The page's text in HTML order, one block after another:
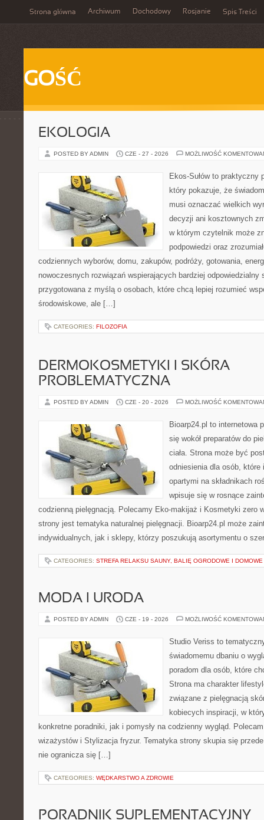
Strona główna Archiwum Dochodowy Rosjanie Spis Treści
GOŚĆ
EKOLOGIA
POSTED BY ADMIN CZE - 27 - 2026 MOŻLIWOŚĆ
Ekos-Sułów to praktyczny
który pokazuje, że
musi oznaczać wielkich
decyzji ani kosztownych
w którym czytelnik może
podpowiedzi oraz
codziennych wyborów, domu, zakupów, podróży, gotowania,
nowoczesnych rozwiązań wspierających bardziej odpowiedzialny
przygotowana z myślą o osobach, które chcą lepiej rozumieć
środowiskowe, ale […]
CATEGORIES: FILOZOFIA
DERMOKOSMETYKI I SKÓRA
PROBLEMATYCZNA
POSTED BY ADMIN CZE - 20 - 2026 MOŻLIWOŚĆ
Bioarp24.pl to internetowa
się wokół preparatów do
ciała. Strona może być
odniesienia dla osób,
opartymi na składnikach
wpisuje się w rosnące
codzienną pielęgnacją. Polecamy Eko-makijaż i Kosmetyki zero
strony jest tematyka naturalnej pielęgnacji. Bioarp24.pl może
indywidualnych, jak i sklepy, którzy poszukują asortymentu o
CATEGORIES: STREFA RELAKSU SAUNY, BALIĘ OGRODOWE I DOMOWE
MODA I URODA
POSTED BY ADMIN CZE - 19 - 2026 MOŻLIWOŚĆ
Studio Veriss to
świadomemu dbaniu o
poradom dla osób, które
Strona ma charakter
związane z pielęgnacją
kobiecych inspiracji, w
konkretne poradniki, jak i pomysły na codzienny wygląd.
wizażystów i Stylizacja fryzur. Tematyka strony skupia się
nie ogranicza się […]
CATEGORIES: WĘDKARSTWO A ZDROWIE
PORADNIK SUPLEMENTACYJNY